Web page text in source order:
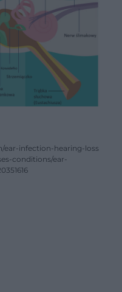
infection-hearing-loss
conditions/ear-